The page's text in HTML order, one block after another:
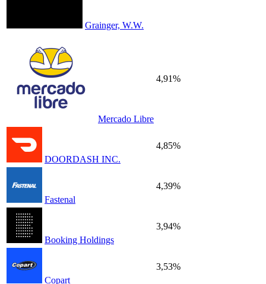
Grainger, W.W.
Mercado Libre
4,91%
DOORDASH INC.
4,85%
Fastenal
4,39%
Booking Holdings
3,94%
Copart
3,53%